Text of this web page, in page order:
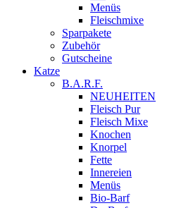
Menüs
Fleischmixe
Sparpakete
Zubehör
Gutscheine
Katze
B.A.R.F.
NEUHEITEN
Fleisch Pur
Fleisch Mixe
Knochen
Knorpel
Fette
Innereien
Menüs
Bio-Barf